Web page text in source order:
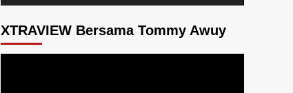
XTRAVIEW Bersama Tommy Awuy